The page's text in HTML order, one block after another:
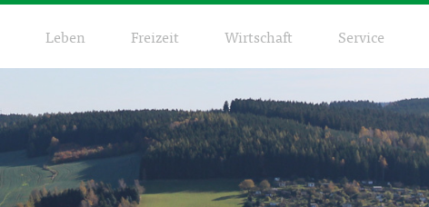
Leben Freizeit Wirtschaft Service